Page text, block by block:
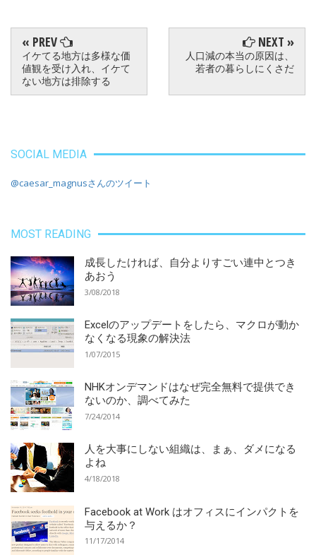
« PREV
イケてる地方は多様な価
値観を受け入れ、イケて
ない地方は排除する
NEXT »
人口減の本当の原因は、
若者の暮らしにくさだ
SOCIAL MEDIA
@caesar_magnusさんのツイート
MOST READING
成長したければ、自分よりすごい連中とつき
あおう
3/08/2018
Excelのアップデートをしたら、マクロが動か
なくなる現象の解決法
1/07/2015
NHKオンデマンドはなぜ完全無料で提供でき
ないのか、調べてみた
7/24/2014
人を大事にしない組織は、まぁ、ダメになる
よね
4/18/2018
Facebook at Work はオフィスにインパクトを
与えるか？
11/17/2014